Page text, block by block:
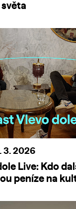
3. 2026
Live: Kdo
peníze na